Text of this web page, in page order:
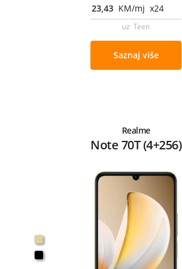
23,43 KM/mj x24
uz Teen
Saznaj više
Realme
Note 70T (4+256)